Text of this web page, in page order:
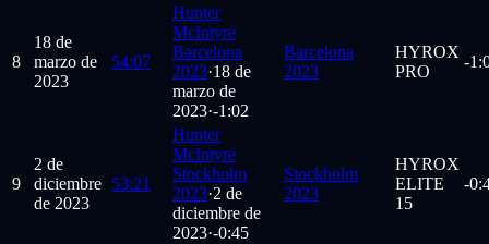
8
18 de
marzo de
2023
54:07
Hunter
McIntyre
Barcelona
2023·18 de
marzo de
2023·-1:02
Barcelona
2023
HYROX
PRO
-
9
2 de
diciembre
de 2023
53:21
Hunter
McIntyre
Stockholm
2023·2 de
diciembre de
2023·-0:45
Stockholm
2023
HYROX
ELITE
15
-